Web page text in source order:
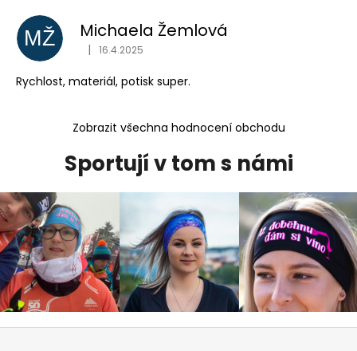
MŽ Michaela Žemlová
Hodnocení obchodu je 5 z 5 hvězdiček.
| 16.4.2025
Rychlost, materiál, potisk super.
Zobrazit všechna hodnocení obchodu
Sportují v tom s námi
Z